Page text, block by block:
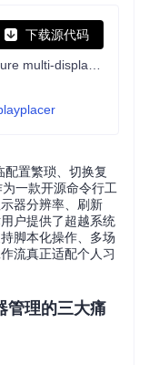
下载源代码
置繁琐、切换复
一款开源命令行工
器分辨率、刷新
户提供了超越系统
脚本化操作、多场
流真正适配个人习
管理的三大痛